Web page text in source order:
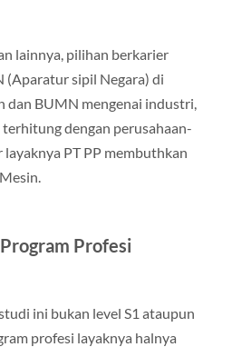
lainnya, pilihan berkarier
(Aparatur sipil Negara) di
dan BUMN mengenai industri,
terhitung dengan perusahaan-
PT PP membuthkan
Profesi
ini bukan level S1 ataupun
profesi layaknya halnya